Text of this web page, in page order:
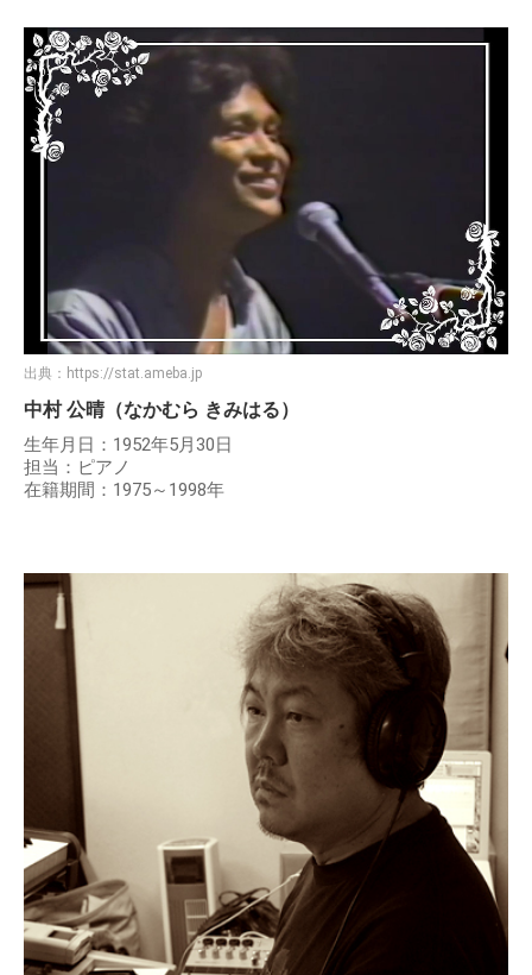
出典： https://stat.ameba.jp
中村 公晴（なかむら きみはる）
生年月日：1952年5月30日
担当：ピアノ
在籍期間：1975～1998年